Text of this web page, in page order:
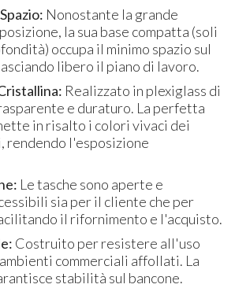
Nonostante la grande
la sua base compatta (soli
occupa il minimo spazio sul
libero il piano di lavoro.
Realizzato in plexiglass di
e duraturo. La perfetta
in risalto i colori vivaci dei
rendendo l'esposizione
Le tasche sono aperte e
sia per il cliente che per
il rifornimento e l'acquisto.
Costruito per resistere all'uso
commerciali affollati. La
stabilità sul bancone.